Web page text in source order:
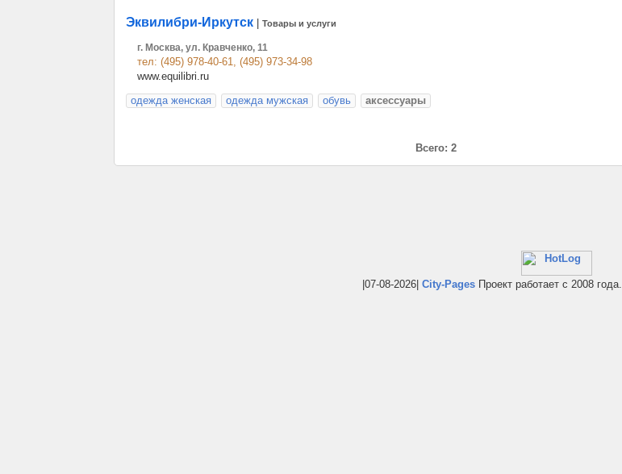
Эквилибри-Иркутск Товары и услуги
г. Москва, ул. Кравченко, 11
тел: (495) 978-40-61, (495) 973-34-98
www.equilibri.ru
одежда женская
одежда мужская обувь аксессуары
Всего: 2
|07-08-2026| City-Pages Проект работает с 2008 года.